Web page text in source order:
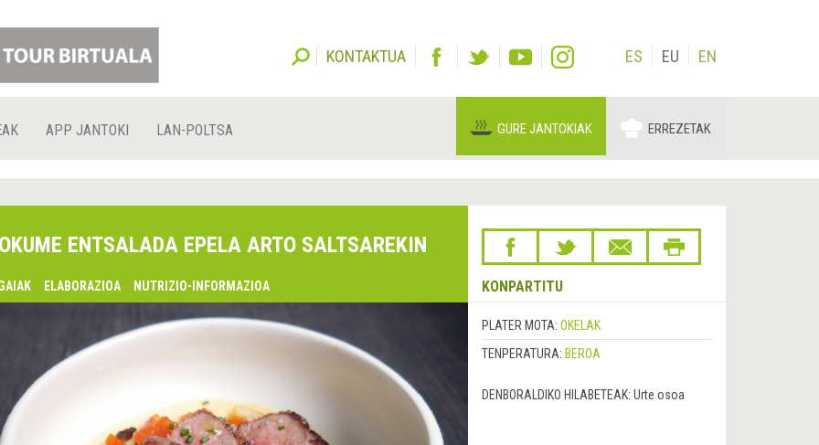
KONTAKTUA ES EU EN
APP JANTOKI LAN-POLTSA GURE JANTOKIAK ERREZETAK
ENTSALADA EPELA ARTO SALTSAREKIN
ELABORAZIOA NUTRIZIO-INFORMAZIOA KONPARTITU
PLATER MOTA: OKELAK
TENPERATURA: BEROA
DENBORALDIKO HILABETEAK: Urte osoa